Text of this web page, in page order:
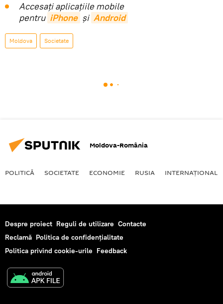
Accesaţi aplicaţiile mobile
pentru iPhone și Android
Moldova Societate
Moldova-România
POLITICĂ SOCIETATE ECONOMIE RUSIA INTERNAŢIONAL
Despre proiect Reguli de utilizare Contacte
Reclamă Politica de confidențialitate
Politica privind cookie-urile Feedback